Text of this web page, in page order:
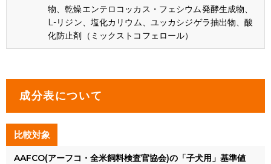
物、乾燥エンテロコッカス・フェシウム発酵生成物、
L-リジン、塩化カリウム、ユッカシジゲラ抽出物、酸
化防止剤（ミックストコフェロール）
成分表について
比較対象
AAFCO(アーフコ・全米飼料検査官協会)の「子犬用」基準値